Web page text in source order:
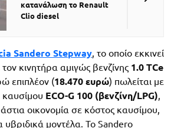
κατανάλωση το Renault
Clio diesel
Sandero Stepway, το οποίο εκκινεί
τον κινητήρα αμιγώς βενζίνης 1.0 TCe
επιπλέον (18.470 ευρώ) πωλείται με
καυσίμου ECO-G 100 (βενζίνη/LPG),
οικονομία σε κόστος καυσίμου,
υβριδικά μοντέλα. Το Sandero